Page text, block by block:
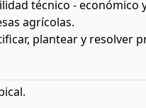
técnico -
agrícolas.
plantear y resolver